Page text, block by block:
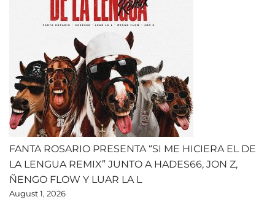
FANTA ROSARIO PRESENTA “SI ME HICIERA EL DE
LA LENGUA REMIX” JUNTO A HADES66, JON Z,
ÑENGO FLOW Y LUAR LA L
August 1, 2026